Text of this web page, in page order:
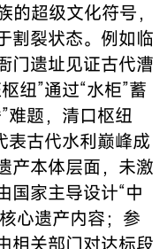
超级文化符号，
割裂状态。例如临
门遗址见证古代漕
纽”通过“水柜”蓄
难题，清口枢纽
表古代水利巅峰成
产本体层面，未激
国家主导设计“中
心遗产内容；参